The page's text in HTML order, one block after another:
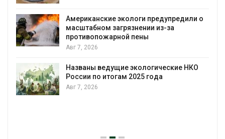
Американские экологи предупредили о
масштабном загрязнении из-за
противопожарной пены
Авг 7, 2026
Названы ведущие экологические НКО
России по итогам 2025 года
Авг 7, 2026